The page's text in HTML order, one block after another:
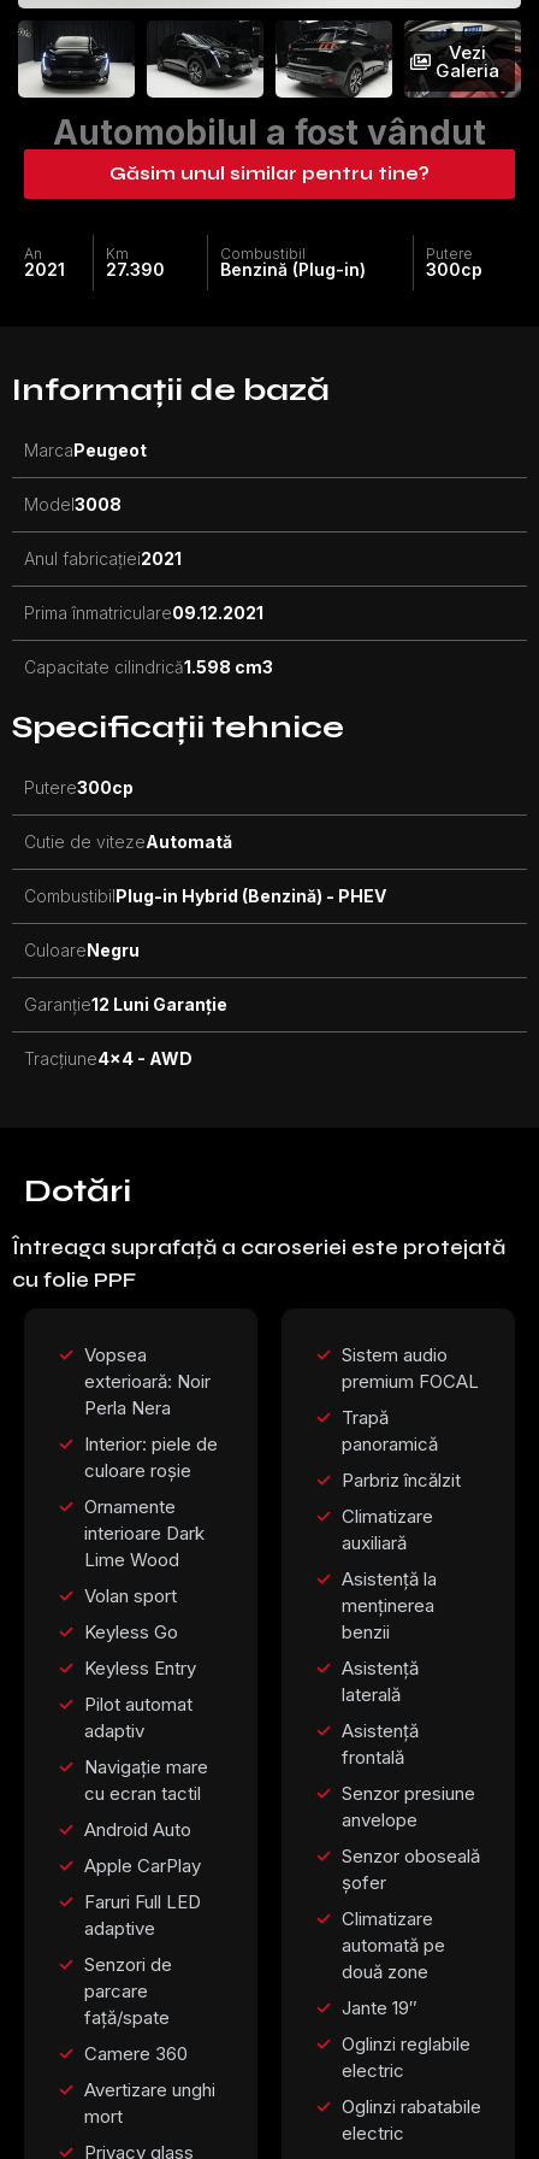
Vezi
Galeria
Automobilul a fost vândut
Găsim unul similar pentru tine?
An
2021
Km
27.390
Combustibil
Benzină (Plug-in)
Putere
300cp
Informații de bază
MarcaPeugeot
Model3008
Anul fabricației2021
Prima înmatriculare09.12.2021
Capacitate cilindrică1.598 cm3
Specificații tehnice
Putere300cp
Cutie de vitezeAutomată
CombustibilPlug-in Hybrid (Benzină) - PHEV
CuloareNegru
Garanție12 Luni Garanție
Tracțiune4x4 - AWD
Dotări
Întreaga suprafață a caroseriei este protejată
cu folie PPF
Vopsea
exterioară: Noir
Perla Nera
Interior: piele de
culoare roșie
Ornamente
interioare Dark
Lime Wood
Volan sport
Keyless Go
Keyless Entry
Pilot automat
adaptiv
Navigație mare
cu ecran tactil
Android Auto
Apple CarPlay
Faruri Full LED
adaptive
Senzori de
parcare
față/spate
Camere 360
Avertizare unghi
mort
Privacy glass
Sistem audio
premium FOCAL
Trapă
panoramică
Parbriz încălzit
Climatizare
auxiliară
Asistență la
menținerea
benzii
Asistență
laterală
Asistență
frontală
Senzor presiune
anvelope
Senzor oboseală
șofer
Climatizare
automată pe
două zone
Jante 19″
Oglinzi reglabile
electric
Oglinzi rabatabile
electric